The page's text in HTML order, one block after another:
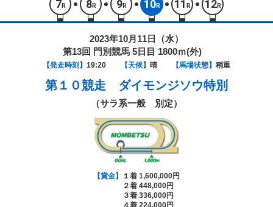
7 R 8R 9R 10R 11 R 12R
2023年10月11日（水）
第13回 門別競馬 5日目 1800ｍ(外)
【発走時刻】 19:20 【天候】 晴 【馬場状態】 稍重
第１０競走 ダイモンジソウ特別
（サラ系一般 別定）
【賞金】
１着 1,600,000円
２着 448,000円
３着 336,000円
４着 224,000円